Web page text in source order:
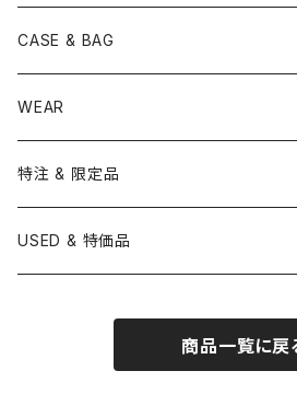
LUDWIG
GRETSCH
ISTANBUL MEHMET
BEATER
DRUM STICK
MARCHING STICK
ELECTRICK DRUM
DARBUKA
PANDEIRO
TAMBORIM
HAND PAN
TAMBOURINE
SUSPENDED CYMBAL
TAMBORIN
TRAIANGLE
STICK
MALLET
MARIMBA
VIBRAPHONE
楽譜
打楽器ソロ
GONG
EVANS
6" HEAD
8" HEAD
BASS DRUM HEAD
18" HEAD
20" HEAD
OTHER HEAD
Boom Stand
Straight Stand
Snare Stands
Hi-Hat Stands
Drum Pedals
Single Pedal
Hadware Kits
Clamps&Attachment
CYMBAL
PAD
BOOK ＆ MOVIE
Rhythm & Drums magazine
CASE & BAG
STICK BAG
Link of Happiness
CYMBAL CASE
PERCUSSION CASE
ACCESSORY
WEAR
BURR FINE COFFEE
HI-HAT
特注 & 限定品
ZIldjian 選定シンバル
2024年Pearl台湾ファクトリーツアー
USED & 特価品
商品一覧に戻